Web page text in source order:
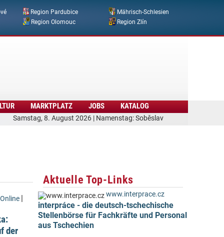
Region Pardubice
Mährisch-Schlesien
Region Olomouc Region Zlín
Samstag, 8. August 2026 | Namenstag: Soběslav
MARKTPLATZ JOBS KATALOG
|
der
Aktuelle Top-Links
www.interprace.cz
interpráce - die deutsch-tschechische
Stellenbörse für Fachkräfte und Personal
aus Tschechien